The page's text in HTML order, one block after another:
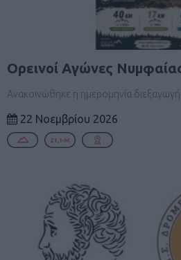
Ορεινοί Αγώνες
Ανακοινώθηκε η ημερομηνία
22 Νοεμβρίου 2026